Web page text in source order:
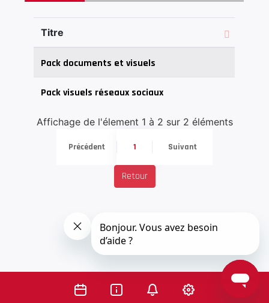
Titre
Pack documents et visuels
Pack visuels réseaux sociaux
Affichage de l'élement 1 à 2 sur 2 éléments
Précédent 1 Suivant
Retour